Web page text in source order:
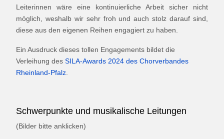
Leiterinnen wäre eine kontinuierliche Arbeit sicher nicht
möglich, weshalb wir sehr froh und auch stolz darauf sind,
diese aus den eigenen Reihen engagiert zu haben.
Ein Ausdruck dieses tollen Engagements bildet die
Verleihung des SILA-Awards 2024 des Chorverbandes
Rheinland-Pfalz
Schwerpunkte und musikalische Leitungen
(Bilder bitte anklicken)